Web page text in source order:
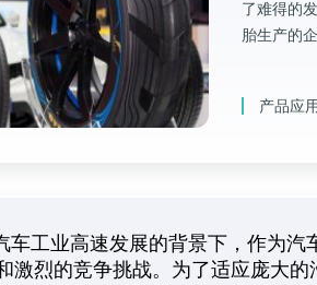
了难得的
胎生产的
产品应用
工业高速发展的背景下，作为汽
激烈的竞争挑战。为了适应庞大